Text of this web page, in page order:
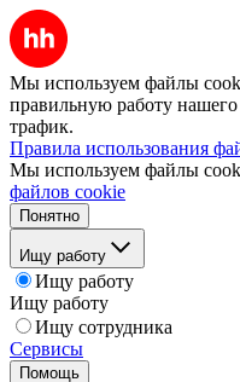
Мы используем файлы
правильную работу нашего
трафик.
Правила использования
Мы используем файлы
файлов cookie
Понятно
Ищу работу
Ищу работу
Ищу работу
Ищу сотрудника
Сервисы
Помощь